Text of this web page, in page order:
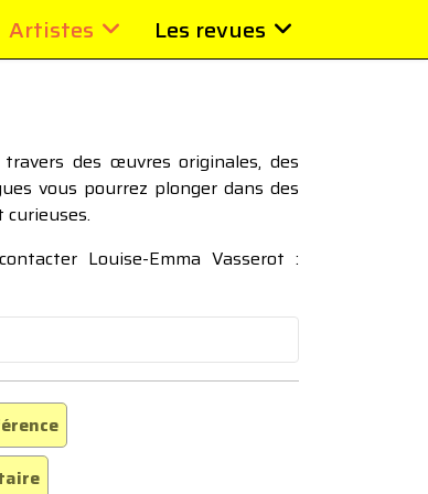
Artistes Les revues
des œuvres originales, des
vous pourrez plonger dans des
Louise-Emma Vasserot :